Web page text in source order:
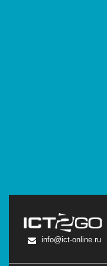
info@ict-online.ru